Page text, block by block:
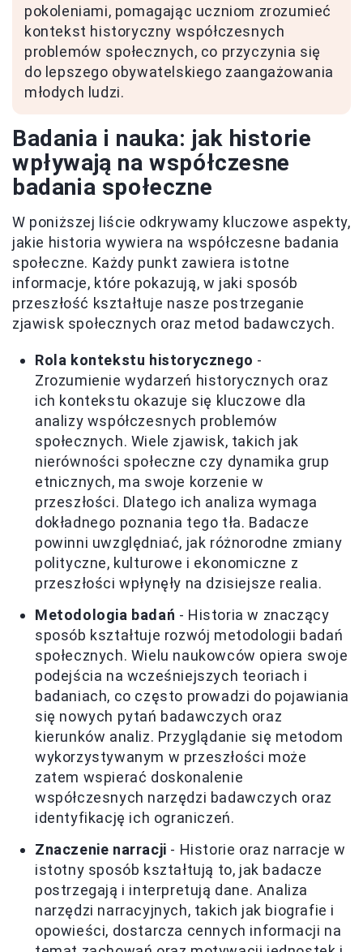
pokoleniami, pomagając uczniom zrozumieć
kontekst historyczny współczesnych
problemów społecznych, co przyczynia się
do lepszego obywatelskiego zaangażowania
młodych ludzi.
Badania i nauka: jak historie
wpływają na współczesne
badania społeczne
W poniższej liście odkrywamy kluczowe aspekty,
jakie historia wywiera na współczesne badania
społeczne. Każdy punkt zawiera istotne
informacje, które pokazują, w jaki sposób
przeszłość kształtuje nasze postrzeganie
zjawisk społecznych oraz metod badawczych.
Rola kontekstu historycznego -
Zrozumienie wydarzeń historycznych oraz
ich kontekstu okazuje się kluczowe dla
analizy współczesnych problemów
społecznych. Wiele zjawisk, takich jak
nierówności społeczne czy dynamika grup
etnicznych, ma swoje korzenie w
przeszłości. Dlatego ich analiza wymaga
dokładnego poznania tego tła. Badacze
powinni uwzględniać, jak różnorodne zmiany
polityczne, kulturowe i ekonomiczne z
przeszłości wpłynęły na dzisiejsze realia.
Metodologia badań - Historia w znaczący
sposób kształtuje rozwój metodologii badań
społecznych. Wielu naukowców opiera swoje
podejścia na wcześniejszych teoriach i
badaniach, co często prowadzi do pojawiania
się nowych pytań badawczych oraz
kierunków analiz. Przyglądanie się metodom
wykorzystywanym w przeszłości może
zatem wspierać doskonalenie
współczesnych narzędzi badawczych oraz
identyfikację ich ograniczeń.
Znaczenie narracji - Historie oraz narracje w
istotny sposób kształtują to, jak badacze
postrzegają i interpretują dane. Analiza
narzędzi narracyjnych, takich jak biografie i
opowieści, dostarcza cennych informacji na